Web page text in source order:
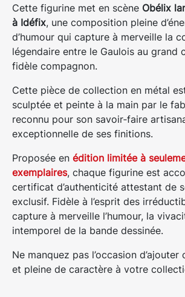
Cette figurine met en scène Obélix
à Idéfix, une composition pleine
d’humour qui capture à merveille la
légendaire entre le Gaulois au grand
fidèle compagnon.
Cette pièce de collection en métal
sculptée et peinte à la main par le
reconnu pour son savoir‑faire
exceptionnelle de ses finitions.
Proposée en édition limitée à
exemplaires, chaque figurine est
certificat d’authenticité attestant de
exclusif. Fidèle à l’esprit des
capture à merveille l’humour, la
intemporel de la bande dessinée.
Ne manquez pas l’occasion
et pleine de caractère à votre